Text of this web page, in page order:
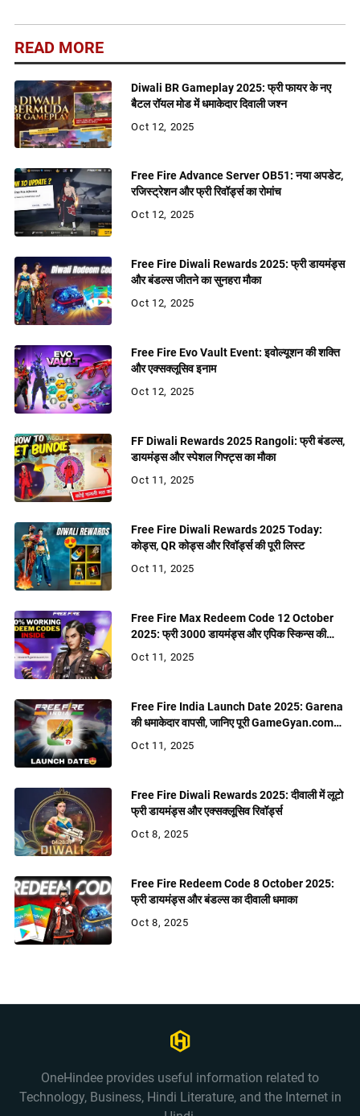
READ MORE
Diwali BR Gameplay 2025: फ्री फायर के नए
बैटल रॉयल मोड में धमाकेदार दिवाली जश्न
Oct 12, 2025
Free Fire Advance Server OB51: नया अपडेट,
रजिस्ट्रेशन और फ्री रिवॉर्ड्स का रोमांच
Oct 12, 2025
Free Fire Diwali Rewards 2025: फ्री डायमंड्स
और बंडल्स जीतने का सुनहरा मौका
Oct 12, 2025
Free Fire Evo Vault Event: इवोल्यूशन की शक्ति
और एक्सक्लूसिव इनाम
Oct 12, 2025
FF Diwali Rewards 2025 Rangoli: फ्री बंडल्स,
डायमंड्स और स्पेशल गिफ्ट्स का मौका
Oct 11, 2025
Free Fire Diwali Rewards 2025 Today:
कोड्स, QR कोड्स और रिवॉर्ड्स की पूरी लिस्ट
Oct 11, 2025
Free Fire Max Redeem Code 12 October
2025: फ्री 3000 डायमंड्स और एपिक स्किन्स की
बरसात
Oct 11, 2025
Free Fire India Launch Date 2025: Garena
की धमाकेदार वापसी, जानिए पूरी GameGyan.com
रिपोर्ट
Oct 11, 2025
Free Fire Diwali Rewards 2025: दीवाली में लूटो
फ्री डायमंड्स और एक्सक्लूसिव रिवॉर्ड्स
Oct 8, 2025
Free Fire Redeem Code 8 October 2025:
फ्री डायमंड्स और बंडल्स का दीवाली धमाका
Oct 8, 2025
OneHindee provides useful information related to
Technology, Business, Hindi Literature, and the Internet in